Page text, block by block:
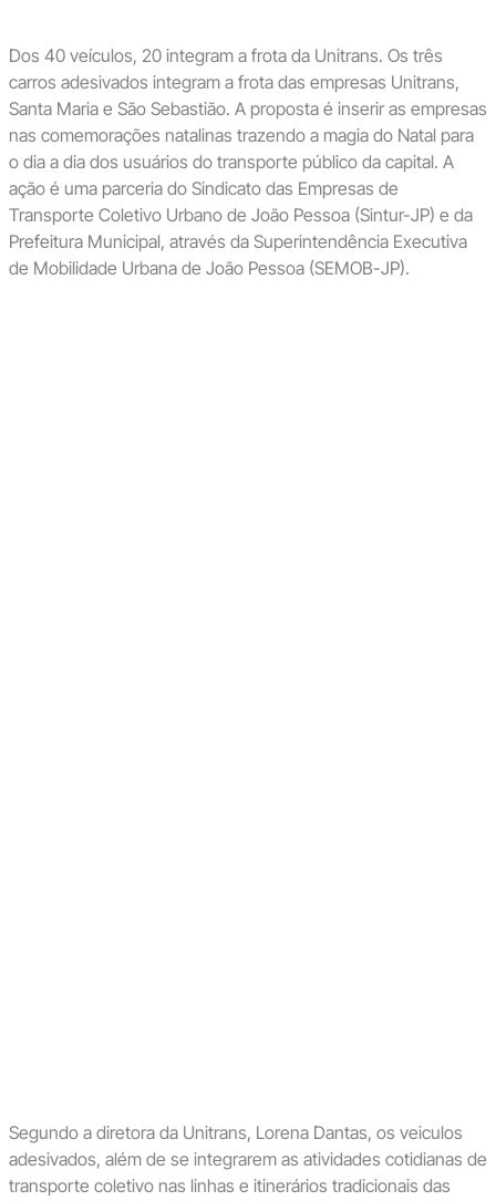
Dos 40 veículos, 20 integram a frota da Unitrans. Os três
carros adesivados integram a frota das empresas Unitrans,
Santa Maria e São Sebastião. A proposta é inserir as empresas
nas comemorações natalinas trazendo a magia do Natal para
o dia a dia dos usuários do transporte público da capital. A
ação é uma parceria do Sindicato das Empresas de
Transporte Coletivo Urbano de João Pessoa (Sintur-JP) e da
Prefeitura Municipal, através da Superintendência Executiva
de Mobilidade Urbana de João Pessoa (SEMOB-JP).
Segundo a diretora da Unitrans, Lorena Dantas, os veiculos
adesivados, além de se integrarem as atividades cotidianas de
transporte coletivo nas linhas e itinerários tradicionais das